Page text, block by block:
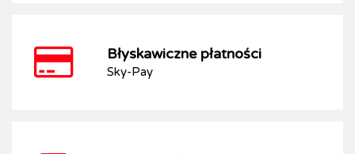
Błyskawiczne płatności
Sky-Pay